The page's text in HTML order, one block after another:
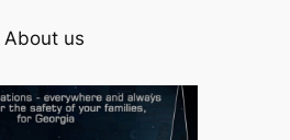
About us